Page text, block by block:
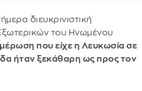
διευκρινιστική
του Ηνωμένου
που είχε η Λευκωσία σε
ήταν ξεκάθαρη ως προς τον